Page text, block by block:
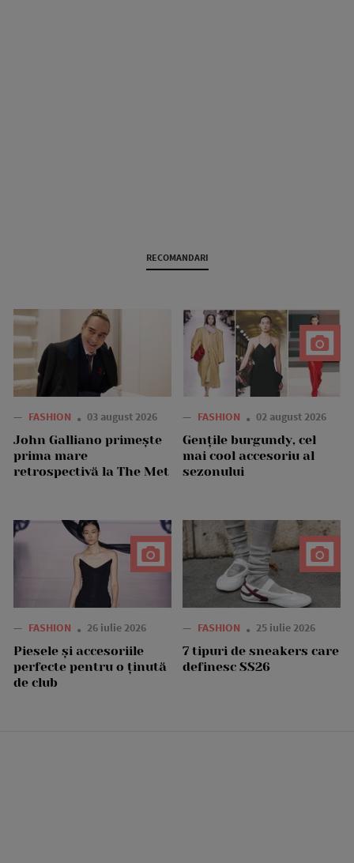
RECOMANDARI
— FASHION 03 august 2026
John Galliano primește
prima mare
retrospectivă la The Met
— FASHION 02 august 2026
Gențile burgundy, cel
mai cool accesoriu al
sezonului
— FASHION 26 iulie 2026
Piesele și accesoriile
perfecte pentru o ținută
de club
— FASHION 25 iulie 2026
7 tipuri de sneakers care
definesc SS26